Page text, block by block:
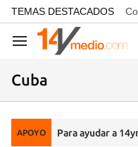
common.go-to-content
TEMAS DESTACADOS
Navegación
Cuba
APOYO Para ayudar a